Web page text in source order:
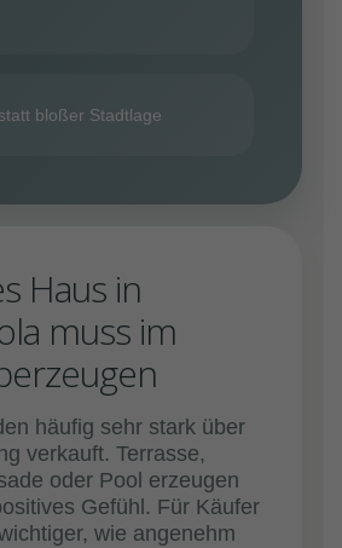
bloßer Stadtlage
Haus in
muss im
häufig sehr stark über
verkauft. Terrasse,
oder Pool erzeugen
Gefühl. Für Käufer
wie angenehm